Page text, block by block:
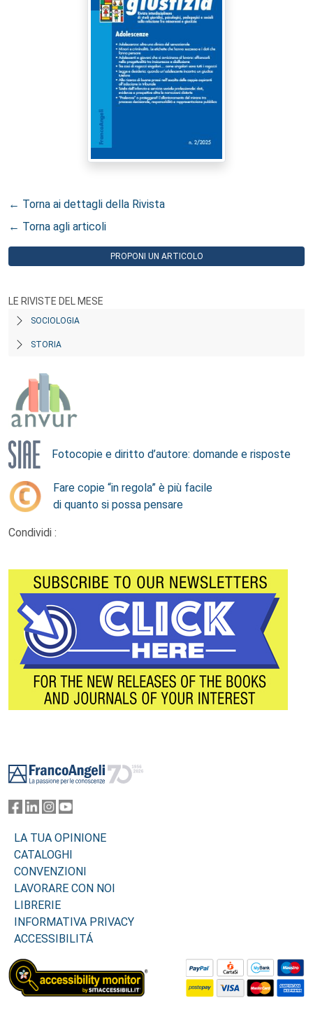
← Torna ai dettagli della Rivista
← Torna agli articoli
PROPONI UN ARTICOLO
LE RIVISTE DEL MESE
SOCIOLOGIA
STORIA
Fotocopie e diritto d’autore: domande e risposte
Fare copie “in regola” è più facile
di quanto si possa pensare
Condividi :
LA TUA OPINIONE
CATALOGHI
CONVENZIONI
LAVORARE CON NOI
LIBRERIE
INFORMATIVA PRIVACY
ACCESSIBILITÁ